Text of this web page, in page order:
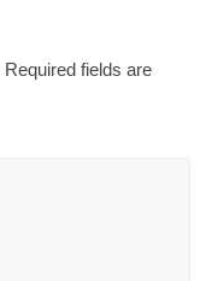
Required fields are